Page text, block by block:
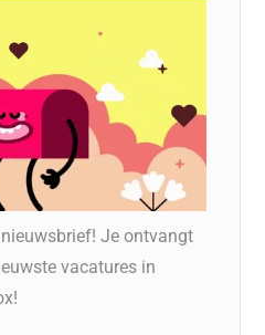
Je ontvangt
vacatures in